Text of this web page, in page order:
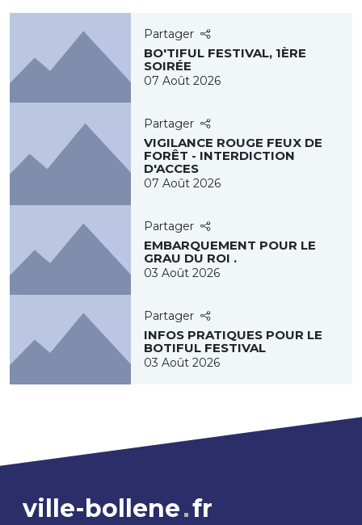
Partager
BO'TIFUL FESTIVAL, 1ÈRE
SOIRÉE
07 Août 2026
Partager
VIGILANCE ROUGE FEUX DE
FORÊT - INTERDICTION
D'ACCES
07 Août 2026
Partager
EMBARQUEMENT POUR LE
GRAU DU ROI .
03 Août 2026
Partager
INFOS PRATIQUES POUR LE
BOTIFUL FESTIVAL
03 Août 2026
ville-bollene fr